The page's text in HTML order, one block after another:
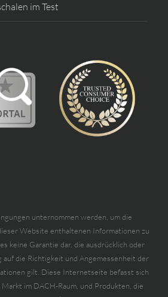
im Test
unternommen werden, um die
Website enthaltenen Informationen zu
keine Garantie dar, die ausdrücklich oder
auf die Richtigkeit und Angemessenheit der
gilt. Diese Internetseite befasst sich
im DACH-Raum, und Produkten, die